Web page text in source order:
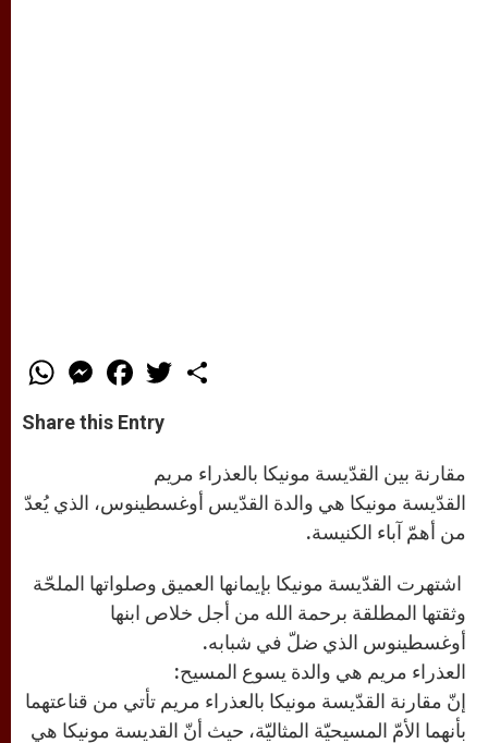
W
h
t
s
M
e
s
e
r
F
a
e
b
w
Share this Entry
مقارنة بين القدّيسة مونيكا بالعذراء مريم
القدّيسة مونيكا هي والدة القدّيس أوغسطينوس، الذي يُعدّ
من أهمّ آباء الكنيسة.
اشتهرت القدّيسة مونيكا بإيمانها العميق وصلواتها الملحّة
وثقتها المطلقة برحمة الله من أجل خلاص ابنها
أوغسطينوس الذي ضلّ في شبابه.
العذراء مريم هي والدة يسوع المسيح:
إنّ مقارنة القدّيسة مونيكا بالعذراء مريم تأتي من قناعتهما
بأنهما الأمّ المسيحيّة المثاليّة، حيث أنّ القديسة مونيكا هي